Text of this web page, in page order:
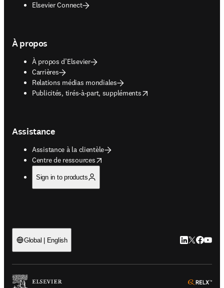
Elsevier Connect
À propos
À propos d’Elsevier
Carrières
Relations médias mondiales
Publicités, tirés-à-part, suppléments
opens in new tab/window
Assistance
Assistance à la clientèle
Centre de ressources
opens in new tab/window
Sign in to products
Global | English LinkedIn
Twitter